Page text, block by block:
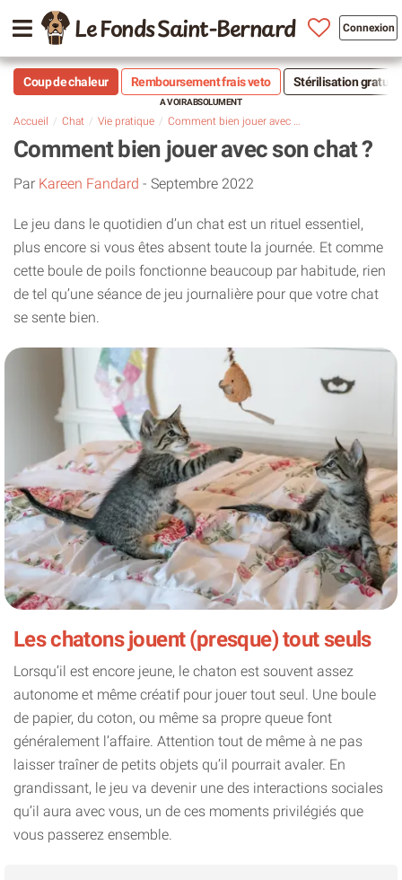
Le Fonds Saint-Bernard Connexion
Coup de chaleur Remboursement frais veto Stérilisation
Accueil Chat Vie pratique Comment bien jouer avec son chat ?
Comment bien jouer avec son chat ?
Par Kareen Fandard - Septembre 2022
Le jeu dans le quotidien d’un chat est un rituel essentiel,
plus encore si vous êtes absent toute la journée. Et comme
cette boule de poils fonctionne beaucoup par habitude, rien
de tel qu’une séance de jeu journalière pour que votre chat
se sente bien.
Les chatons jouent (presque) tout seuls
Lorsqu’il est encore jeune, le chaton est souvent assez
autonome et même créatif pour jouer tout seul. Une boule
de papier, du coton, ou même sa propre queue font
généralement l’affaire. Attention tout de même à ne pas
laisser traîner de petits objets qu’il pourrait avaler. En
grandissant, le jeu va devenir une des interactions sociales
qu’il aura avec vous, un de ces moments privilégiés que
vous passerez ensemble.